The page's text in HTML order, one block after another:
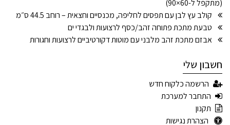
(מתקפל ל-60×90)
קולב עץ לבן עם תפסים לחליפה, מכנסיים וחצאית – רוחב 44.5 ס״מ
טבעת מתכת פתוחה זהב/כסף לרצועות ולבגדי ים
אבזם מתכת זהב מלבני עם מוטות דקורטיביים לרצועות וחגורות
חשבון שלי
הרשמה כלקוח חדש
התחבר למערכת
תקנון
הצהרת נגישות